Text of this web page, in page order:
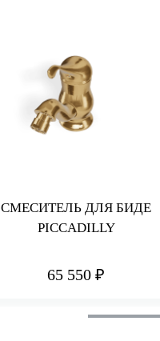
СМЕСИТЕЛЬ ДЛЯ БИДЕ
PICCADILLY
65 550 ₽